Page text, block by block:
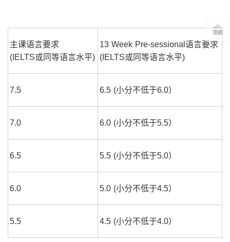
主课语言要求
(IELTS或同等语言水平)
13 Week Pre-sessional语言要求
(IELTS或同等语言水平)
7.5 6.5 (小分不低于6.0）
7.0 6.0 (小分不低于5.5）
6.5 5.5 (小分不低于5.0）
6.0 5.0 (小分不低于4.5）
5.5 4.5 (小分不低于4.0）